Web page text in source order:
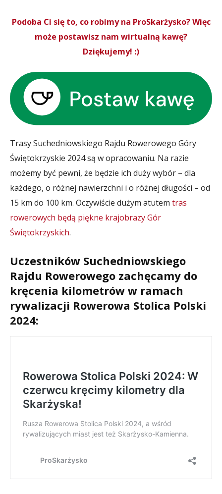
Podoba Ci się to, co robimy na ProSkarżysko? Więc
może postawisz nam wirtualną kawę?
Dziękujemy! :)
Trasy Suchedniowskiego Rajdu Rowerowego Góry
Świętokrzyskie 2024 są w opracowaniu. Na razie
możemy być pewni, że będzie ich duży wybór – dla
każdego, o różnej nawierzchni i o różnej długości – od
15 km do 100 km. Oczywiście dużym atutem tras
rowerowych będą piękne krajobrazy Gór
Świętokrzyskich.
Uczestników Suchedniowskiego
Rajdu Rowerowego zachęcamy do
kręcenia kilometrów w ramach
rywalizacji Rowerowa Stolica Polski
2024: